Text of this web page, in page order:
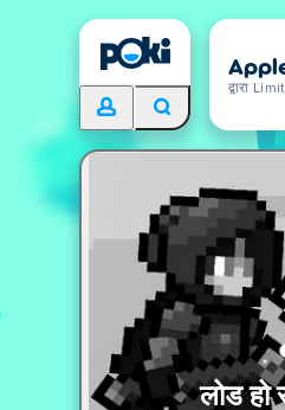
द्वारा
लोड हो